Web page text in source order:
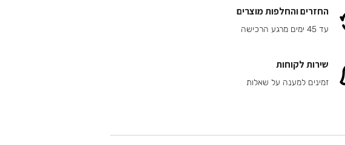
החזרים והחלפות מוצרים
עד 45 ימים מרגע הרכישה
שירות לקוחות
זמינים למענה על שאלות